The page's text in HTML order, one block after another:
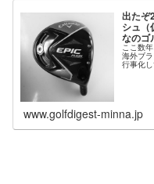
出たぞ
シュ（
なのゴ
ここ数
海外ブ
行事化
ゴルフ
www.golfdigest-minna.jp